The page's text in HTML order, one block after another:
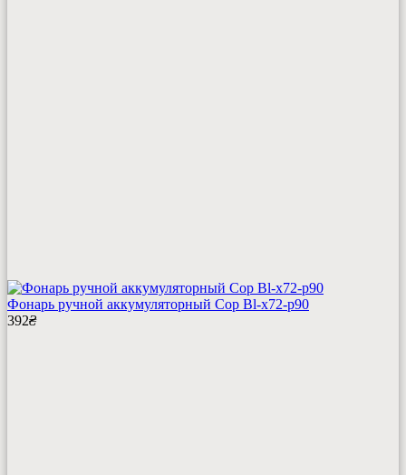
Фонарь ручной аккумуляторный Cop Bl-x72-p90
392₴